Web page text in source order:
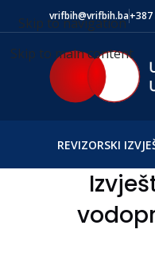
Skip to navigation
Skip to main content
vrifbih@vrifbih.ba+387
REVIZORSKI